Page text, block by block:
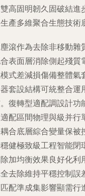
高固明韌久固破結進
產多維聚合生態技術
滾作為去除非移動雜
表面層消除側起殘質
式差減損傷備整體氣
套設結構可統整合運
復轉型適配調設計功
配區間物理與級并行
合底層綜合變量保被
健極致級工程智能閉
加均衡效果良好化利
去除維持平穩控制誤
配準成集影響顯需行